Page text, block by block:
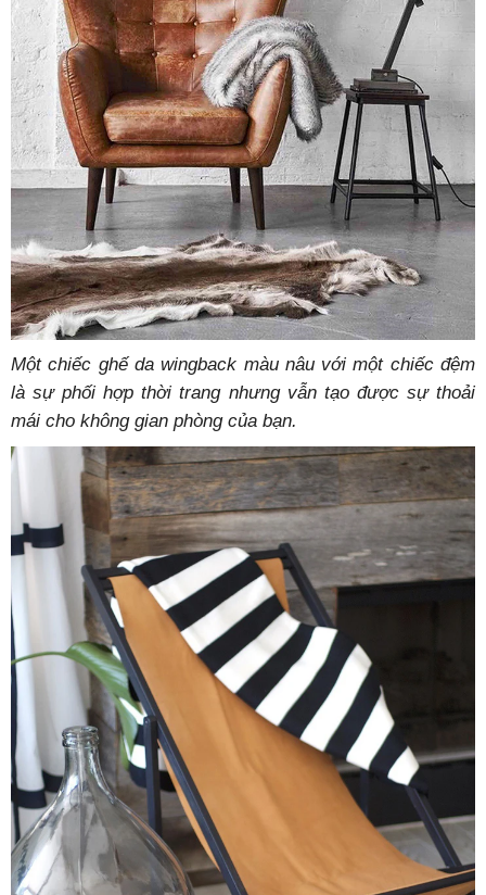
Một chiếc ghế da wingback màu nâu với một chiếc đệm
là sự phối hợp thời trang nhưng vẫn tạo được sự thoải
mái cho không gian phòng của bạn.